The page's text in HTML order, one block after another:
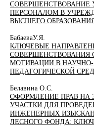
СОВЕРШЕНСТВОВАНИЕ
ПЕРСОНАЛОМ В
ВЫСШЕГО
БабаеваУ.Я.
КЛЮЧЕВЫЕ
СОВЕРШЕНСТВОВАНИЯ
МОТИВАЦИИ В НАУЧНО-
ПЕДАГОГИЧЕСКОЙ
Белавина О.С.
ОФОРМЛЕНИЕ ПРАВ НА
УЧАСТКИ ДЛЯ
ИНЖЕНЕРНЫХ
ЛЕСНОГО ФОНДА: